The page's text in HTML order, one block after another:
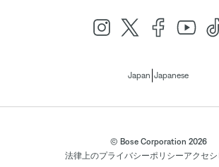
Japan Japanese
© Bose Corporation 2026
法律上のプライバシーポリシーアクセ